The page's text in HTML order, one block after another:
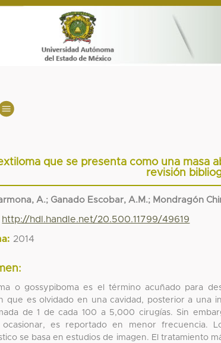
que se presenta como una masa
revisión
A.; Ganado Escobar, A.M.; Mondragón
http://hdl.handle.net/20.500.11799/49619
2014
o gossypiboma es el término acuñado para
que es olvidado en una cavidad, posterior a una
de 1 de cada 100 a 5,000 cirugías. Sin
ocasionar, es reportado en menor frecuencia.
se basa en estudios de imagen. El tratamiento